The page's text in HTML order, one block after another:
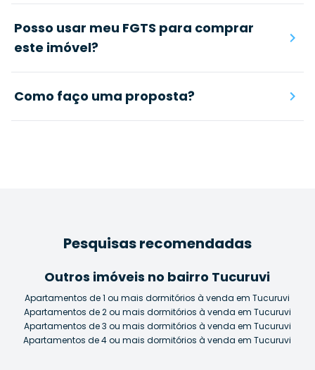
Posso usar meu FGTS para comprar
este imóvel?
Como faço uma proposta?
Pesquisas recomendadas
Outros imóveis no bairro Tucuruvi
Apartamentos de 1 ou mais dormitórios à venda em Tucuruvi
Apartamentos de 2 ou mais dormitórios à venda em Tucuruvi
Apartamentos de 3 ou mais dormitórios à venda em Tucuruvi
Apartamentos de 4 ou mais dormitórios à venda em Tucuruvi